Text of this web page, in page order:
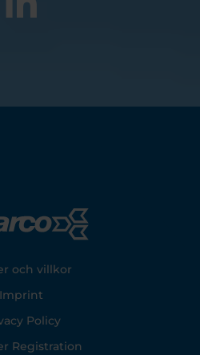
och villkor
Imprint
Policy
Registration